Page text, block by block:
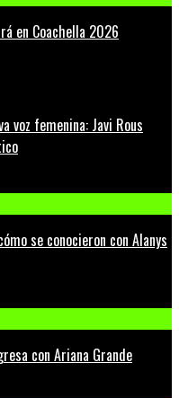
en Coachella 2026
voz femenina: Javi Rous
se conocieron con Alanys
con Ariana Grande